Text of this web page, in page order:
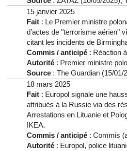
15 janvier 2025
Fait : Le Premier ministre
d’actes de "terrorisme aérien"
citant les incidents de
Commis / anticipé : Réaction
Autorité : Premier ministre
Source : The Guardian (15/01/
18 mars 2025
Fait : Europol signale une
attribués à la Russie via des
Arrestations en Lituanie et
IKEA.
Commis / anticipé : Commis
Autorité : Europol, police